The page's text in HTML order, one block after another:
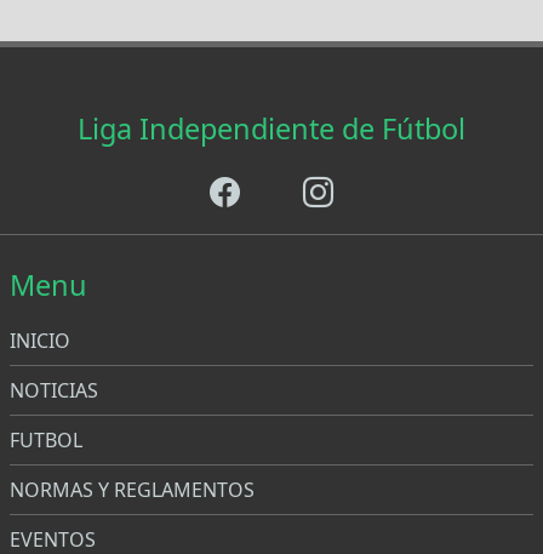
Liga Independiente de Fútbol
Menu
INICIO
NOTICIAS
FUTBOL
NORMAS Y REGLAMENTOS
EVENTOS